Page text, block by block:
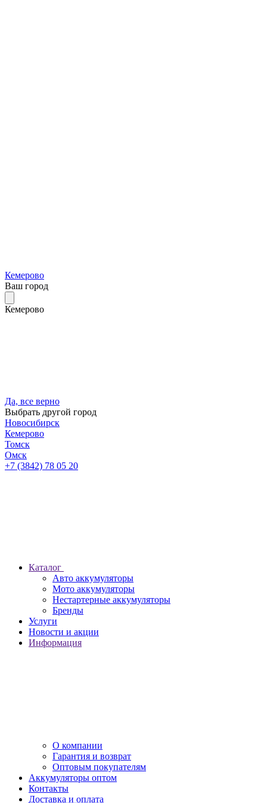
Кемерово
Ваш город
Кемерово
Да, все верно
Выбрать другой город
Новосибирск
Кемерово
Томск
Омск
+7 (3842) 78 05 20
Каталог
Авто аккумуляторы
Мото аккумуляторы
Нестартерные аккумуляторы
Бренды
Услуги
Новости и акции
Информация
О компании
Гарантия и возврат
Оптовым покупателям
Аккумуляторы оптом
Контакты
Доставка и оплата